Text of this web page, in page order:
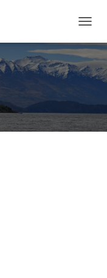
U
R
I
F
R